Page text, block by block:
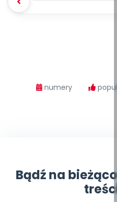
numery
Bądź na